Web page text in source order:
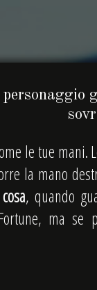
le tue mani.
la mano
, quando
ma se